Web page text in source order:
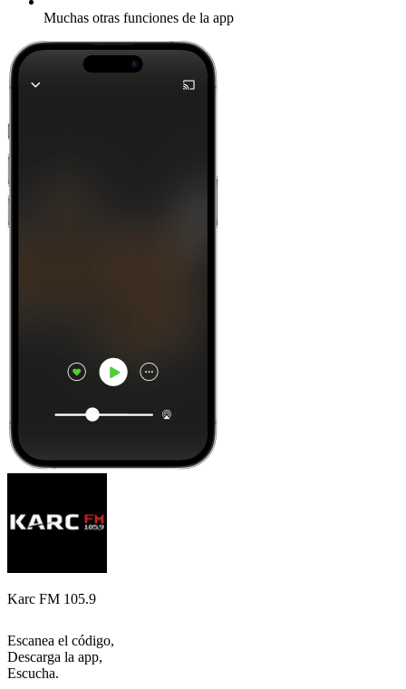
Muchas otras funciones de la app
Karc FM 105.9
Escanea el código,
Descarga la app,
Escucha.